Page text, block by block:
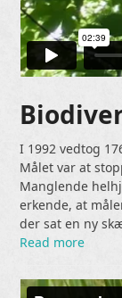
I 1992 vedtog
Målet var at
Manglende
erkende, at
der sat en ny
Read more